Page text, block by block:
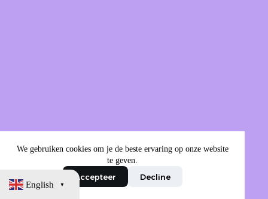
We gebruiken cookies om je de beste ervaring op onze website
te geven.
Accepteer Decline
English ▼